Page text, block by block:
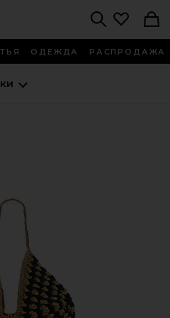
ОДЕЖДА РАСПРОДАЖА
СУМКА COASTLINE